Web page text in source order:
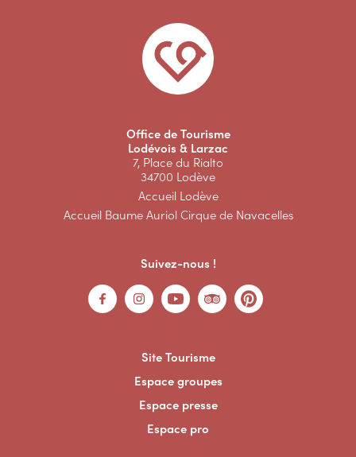
Office de Tourisme
Lodévois & Larzac
7, Place du Rialto
34700 Lodève
Accueil Lodève
Accueil Baume Auriol Cirque de Navacelles
Suivez-nous !
Site Tourisme
Espace groupes
Espace presse
Espace pro